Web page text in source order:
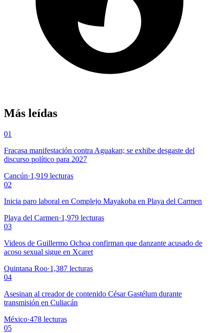
Más leídas
01
Fracasa manifestación contra Aguakan; se exhibe desgaste del
discurso político para 2027
Cancún·1,919 lecturas
02
Inicia paro laboral en Complejo Mayakoba en Playa del Carmen
Playa del Carmen·1,979 lecturas
03
Videos de Guillermo Ochoa confirman que danzante acusado de
acoso sexual sigue en Xcaret
Quintana Roo·1,387 lecturas
04
Asesinan al creador de contenido César Gastélum durante
transmisión en Culiacán
México·478 lecturas
05